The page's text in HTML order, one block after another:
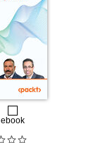
ebook